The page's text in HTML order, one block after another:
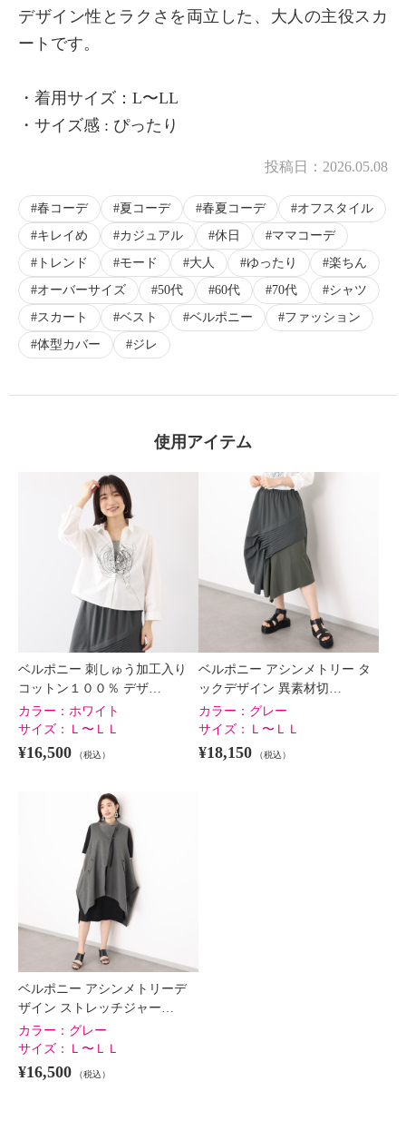
デザイン性とラクさを両立した、大人の主役スカ
ートです。
・着用サイズ：L〜LL
・サイズ感 : ぴったり
投稿日： 2026.05.08
春コーデ 夏コーデ 春夏コーデ
オフスタイル
キレイめ
カジュアル 休日
ママコーデ
トレンド
モード 大人 ゆったり
楽ちん
オーバーサイズ
50代 60代 70代
シャツ
スカート
ベスト ベルポニー
ファッション
体型カバー
ジレ
使用アイテム
ベルポニー 刺しゅう加工入り
コットン１００％ デザ…
カラー： ホワイト
サイズ：
Ｌ〜ＬＬ
¥16,500 （税込）
ベルポニー アシンメトリー タ
ックデザイン 異素材切…
カラー： グレー
サイズ：
Ｌ〜ＬＬ
¥18,150 （税込）
ベルポニー アシンメトリーデ
ザイン ストレッチジャー…
カラー： グレー
サイズ：
Ｌ〜ＬＬ
¥16,500 （税込）